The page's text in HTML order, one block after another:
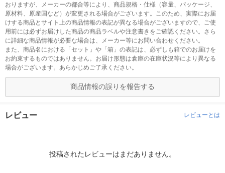
おりますが、メーカーの都合等により、商品規格・仕様（容量、パッケージ、
原材料、原産国など）が変更される場合がございます。このため、実際にお届
けする商品とサイト上の商品情報の表記が異なる場合がございますので、ご使
用前には必ずお届けした商品の商品ラベルや注意書きをご確認ください。さら
に詳細な商品情報が必要な場合は、メーカー等にお問い合わせください。
また、商品名における「セット」や「箱」の表記は、必ずしも箱でのお届けを
お約束するものではありません。お届け形態は倉庫の在庫状況等により異なる
場合がございます。あらかじめご了承ください。
商品情報の誤りを報告する
レビュー レビューとは
投稿されたレビューはまだありません。